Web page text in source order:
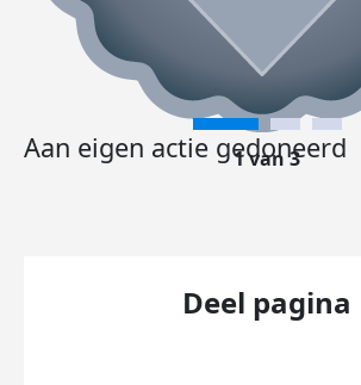
Aan eigen actie gedoneerd
1 van 3
Deel pagina